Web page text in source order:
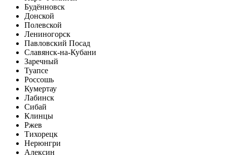
Будённовск
Донской
Полевской
Лениногорск
Павловский Посад
Славянск-на-Кубани
Заречный
Туапсе
Россошь
Кумертау
Лабинск
Сибай
Клинцы
Ржев
Тихорецк
Нерюнгри
Алексин